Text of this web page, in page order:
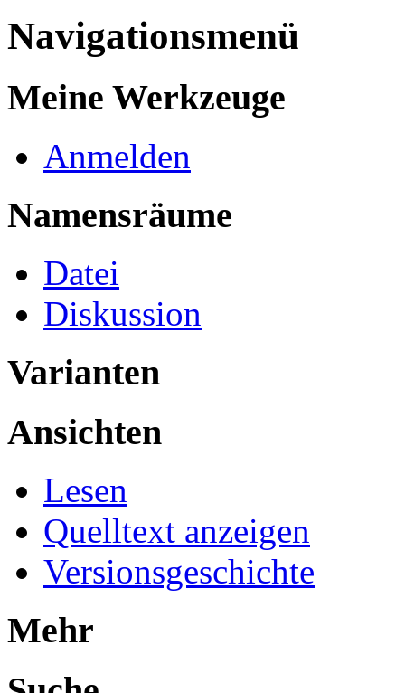
Navigationsmenü
Meine Werkzeuge
Anmelden
Namensräume
Datei
Diskussion
Varianten
Ansichten
Lesen
Quelltext anzeigen
Versionsgeschichte
Mehr